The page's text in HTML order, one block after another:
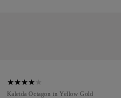
Kaleida Octagon in Yellow Gold